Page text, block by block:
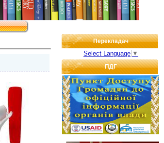
Перекладач
Select Language ▼
ПДГ